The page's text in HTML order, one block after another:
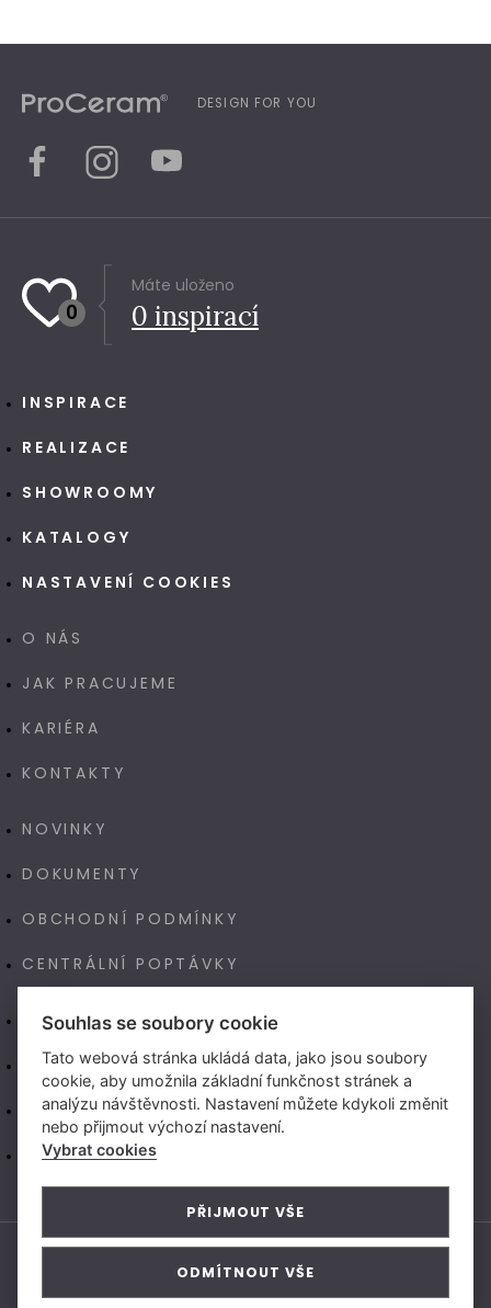
DESIGN FOR YOU
0
Máte uloženo
0 inspirací
INSPIRACE
REALIZACE
SHOWROOMY
KATALOGY
NASTAVENÍ COOKIES
O NÁS
JAK PRACUJEME
KARIÉRA
KONTAKTY
NOVINKY
DOKUMENTY
OBCHODNÍ PODMÍNKY
CENTRÁLNÍ POPTÁVKY
E-SHOP
NAŠE VÝROBA TECHNOART
NEW LIVING CENTER (CZ)
NEW LIVING CENTER (SK)
© 2026 Vytvořeno vBeneš & Michl
Souhlas se soubory cookie
Tato webová stránka ukládá data, jako jsou soubory
cookie, aby umožnila základní funkčnost stránek a
analýzu návštěvnosti. Nastavení můžete kdykoli změnit
nebo přijmout výchozí nastavení.
Vybrat cookies
PŘIJMOUT VŠE
ODMÍTNOUT VŠE